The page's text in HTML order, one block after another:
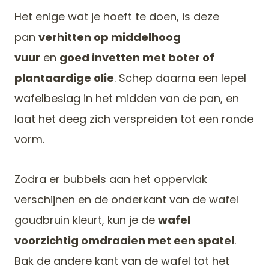
Het enige wat je hoeft te doen, is deze
pan verhitten op middelhoog
vuur en goed invetten met boter of
plantaardige olie. Schep daarna een lepel
wafelbeslag in het midden van de pan, en
laat het deeg zich verspreiden tot een ronde
vorm.
Zodra er bubbels aan het oppervlak
verschijnen en de onderkant van de wafel
goudbruin kleurt, kun je de wafel
voorzichtig omdraaien met een spatel.
Bak de andere kant van de wafel tot het